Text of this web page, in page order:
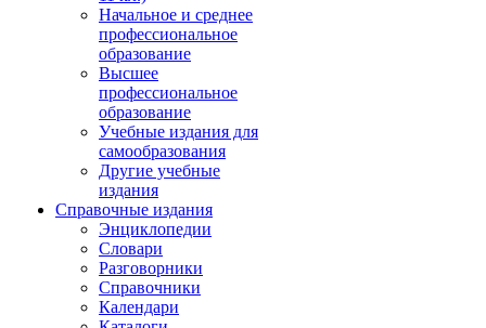
Начальное и среднее
профессиональное
образование
Высшее
профессиональное
образование
Учебные издания для
самообразования
Другие учебные
издания
Справочные издания
Энциклопедии
Словари
Разговорники
Справочники
Календари